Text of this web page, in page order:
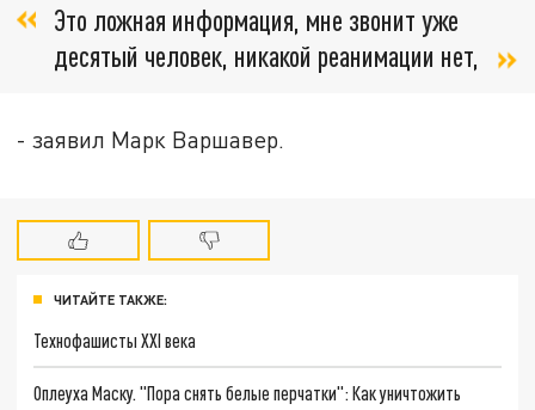
Это ложная информация, мне звонит уже
десятый человек, никакой реанимации нет,
- заявил Марк Варшавер.
ЧИТАЙТЕ ТАКЖЕ:
Технофашисты XXI века
Оплеуха Маску. "Пора снять белые перчатки": Как уничтожить